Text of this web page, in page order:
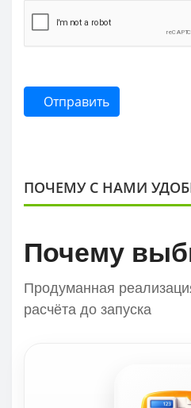
Отправить
ПОЧЕМУ С НАМИ
Почему
Продуманная
расчёта до запуска